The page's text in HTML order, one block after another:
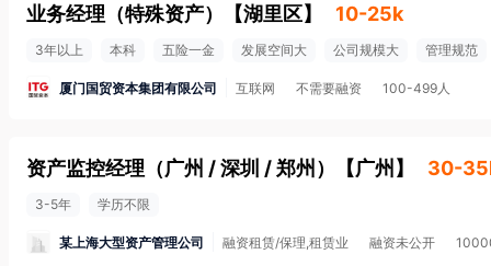
业务经理（特殊资产） 【湖里区】 10-25k
3年以上 本科 五险一金 发展空间大 公司规模大 管理规范
厦门国贸资本集团有限公司 互联网 不需要融资 100-499人
资产监控经理（广州 / 深圳 / 郑州） 【广州 】 30-
3-5年 学历不限
某上海大型资产管理公司 融资租赁/保理,租赁业 融资未公开